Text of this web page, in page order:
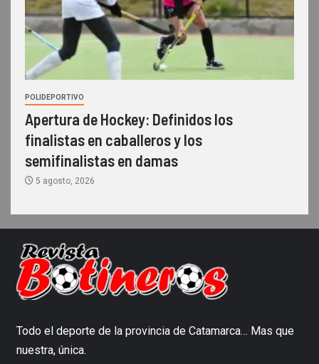
POLIDEPORTIVO
Apertura de Hockey: Definidos los
finalistas en caballeros y los
semifinalistas en damas
5 agosto, 2026
Todo el deporte de la provincia de Catamarca… Mas que
nuestra, única.